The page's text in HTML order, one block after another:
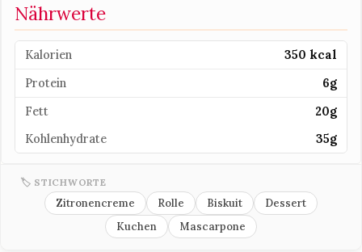
Nährwerte
Kalorien
350 kcal
Protein
6g
Fett
20g
Kohlenhydrate
35g
🏷 STICHWORTE
Zitronencreme Rolle Biskuit
Dessert
Kuchen
Mascarpone